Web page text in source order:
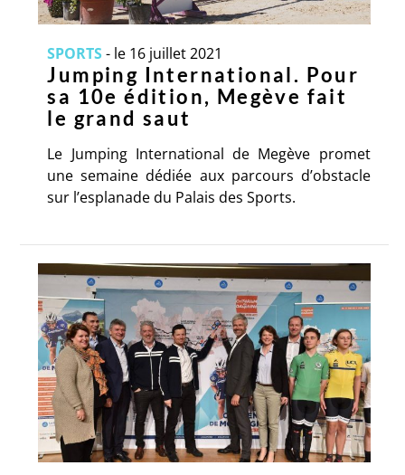
SPORTS- le 16 juillet 2021
Jumping International. Pour
sa 10e édition, Megève fait
le grand saut
Le Jumping International de Megève promet
une semaine dédiée aux parcours d’obstacle
sur l’esplanade du Palais des Sports.